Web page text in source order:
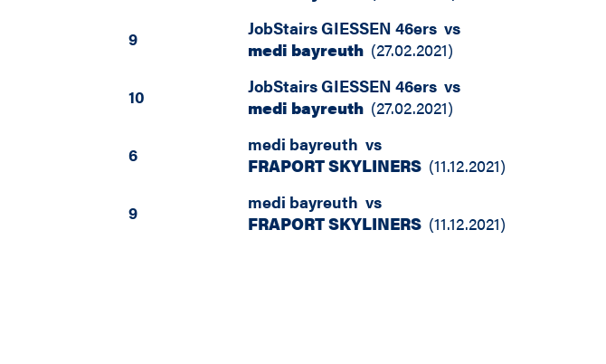
9 JobStairs GIESSEN 46ers vs
medi bayreuth (27.02.2021)
10 JobStairs GIESSEN 46ers vs
medi bayreuth (27.02.2021)
6 medi bayreuth vs
FRAPORT SKYLINERS (11.12.2021)
9 medi bayreuth vs
FRAPORT SKYLINERS (11.12.2021)